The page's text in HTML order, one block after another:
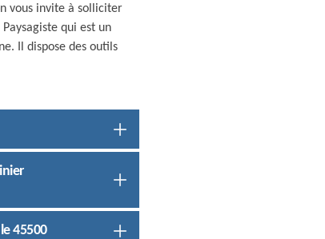
vous invite à solliciter
Paysagiste qui est un
Il dispose des outils
45500